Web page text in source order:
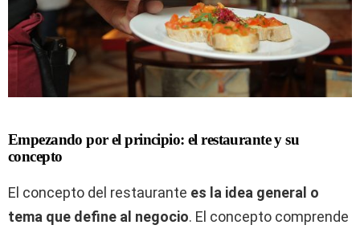
Empezando por el principio: el restaurante y su
concepto
El concepto del restaurante es la idea general o
tema que define al negocio. El concepto comprende